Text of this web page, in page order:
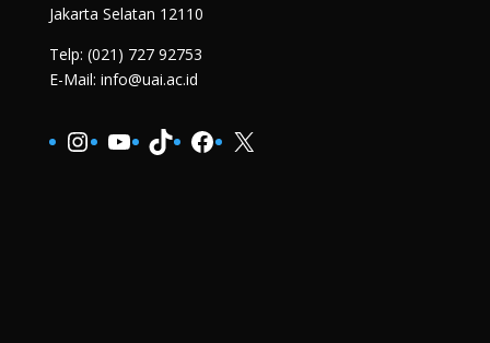
Jakarta Selatan 12110
Telp: (021) 727 92753
E-Mail: info@uai.ac.id
Instagram
YouTube
TikTokFacebook
X